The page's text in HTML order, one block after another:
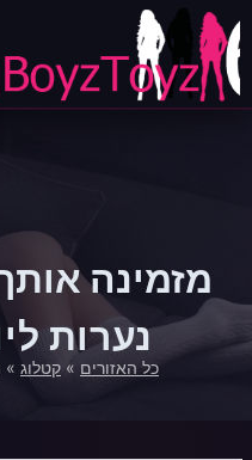
Skip
to
content
מזמינה
נערות
כל האזורים » קטלוג »